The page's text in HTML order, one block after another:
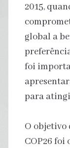
2015,
global a
foi
para
O objetivo
COP26 foi